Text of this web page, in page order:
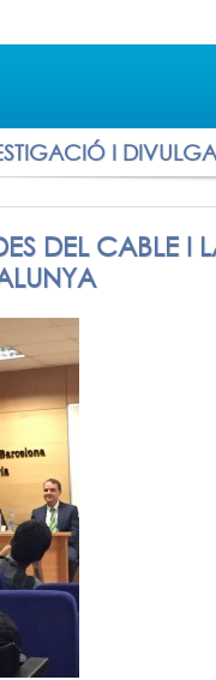
I
DEL CABLE I